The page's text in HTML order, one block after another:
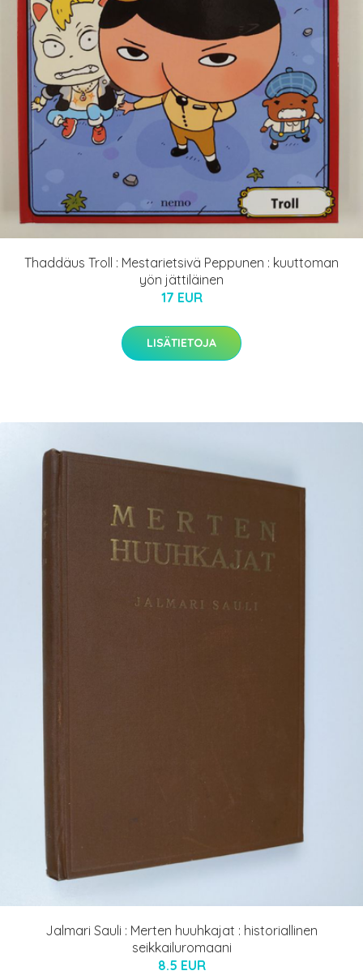
Thaddäus Troll : Mestarietsivä Peppunen : kuuttoman
yön jättiläinen
17 EUR
LISÄTIETOJA
Jalmari Sauli : Merten huuhkajat : historiallinen
seikkailuromaani
8.5 EUR